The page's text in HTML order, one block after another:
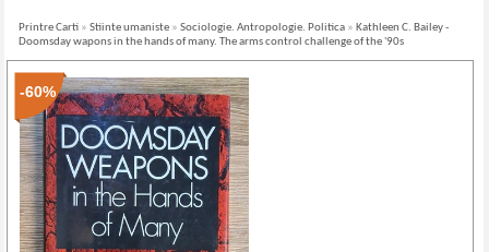
Printre Carti »Stiinte umaniste »Sociologie. Antropologie. Politica » Kathleen C. Bailey -
Doomsday wapons in the hands of many. The arms control challenge of the '90s
-60%